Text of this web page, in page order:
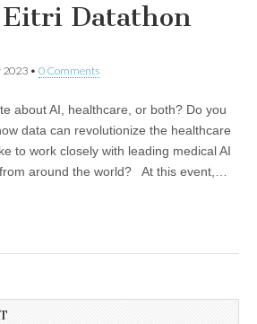
Eitri Datathon
2023 • 0 Comments
about AI, healthcare, or both? Do you
data can revolutionize the healthcare
to work closely with leading medical AI
around the world? At this event,…